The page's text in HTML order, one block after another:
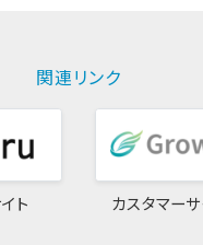
関連リンク
ト カスタマー